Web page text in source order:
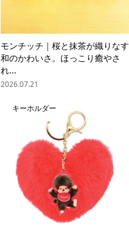
モンチッチ｜桜と抹茶が織りなす
和のかわいさ。ほっこり癒やさ
れ...
2026.07.21
キーホルダー